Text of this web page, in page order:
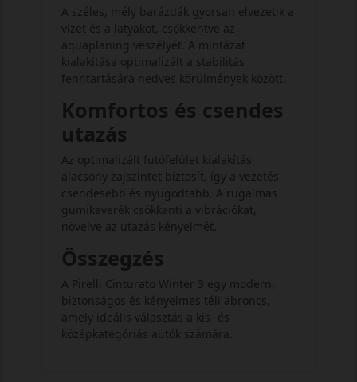
A széles, mély barázdák gyorsan elvezetik a
vizet és a latyakot, csökkentve az
aquaplaning veszélyét. A mintázat
kialakítása optimalizált a stabilitás
fenntartására nedves körülmények között.
Komfortos és csendes
utazás
Az optimalizált futófelület kialakítás
alacsony zajszintet biztosít, így a vezetés
csendesebb és nyugodtabb. A rugalmas
gumikeverék csökkenti a vibrációkat,
növelve az utazás kényelmét.
Összegzés
A Pirelli Cinturato Winter 3 egy modern,
biztonságos és kényelmes téli abroncs,
amely ideális választás a kis- és
középkategóriás autók számára.